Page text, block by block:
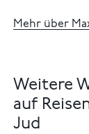
Mehr über
Weitere
auf
Jud